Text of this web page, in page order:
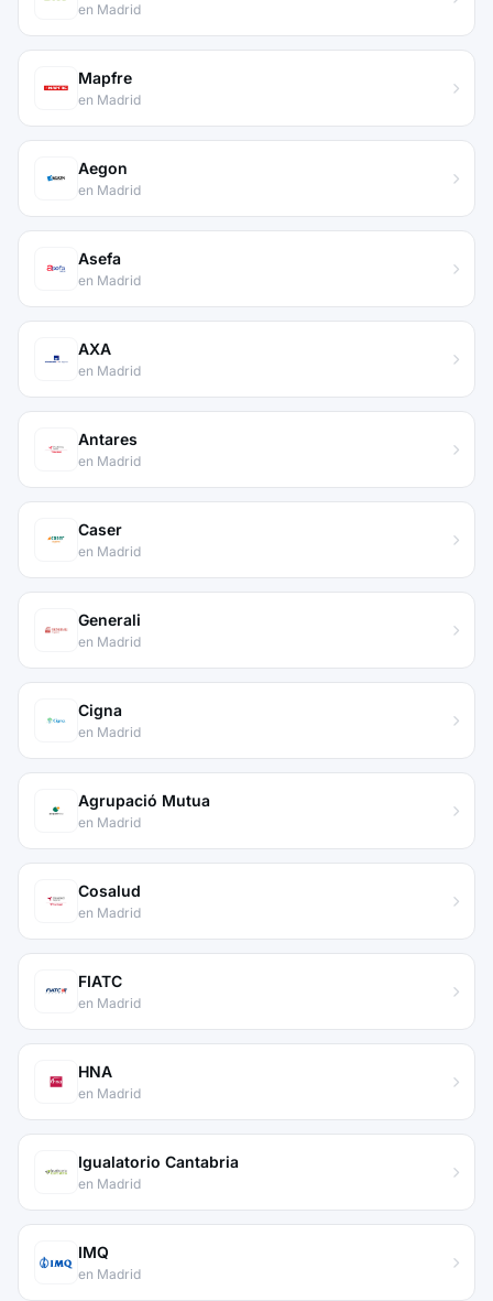
en Madrid
Mapfre
en Madrid
Aegon
en Madrid
Asefa
en Madrid
AXA
en Madrid
Antares
en Madrid
Caser
en Madrid
Generali
en Madrid
Cigna
en Madrid
Agrupació Mutua
en Madrid
Cosalud
en Madrid
FIATC
en Madrid
HNA
en Madrid
Igualatorio Cantabria
en Madrid
IMQ
en Madrid